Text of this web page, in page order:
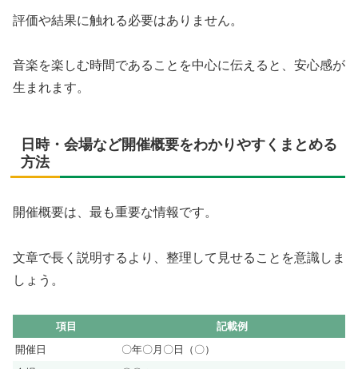
評価や結果に触れる必要はありません。
音楽を楽しむ時間であることを中心に伝えると、安心感が
生まれます。
日時・会場など開催概要をわかりやすくまとめる
方法
開催概要は、最も重要な情報です。
文章で長く説明するより、整理して見せることを意識しま
しょう。
項目
記載例
開催日
〇年〇月〇日（〇）